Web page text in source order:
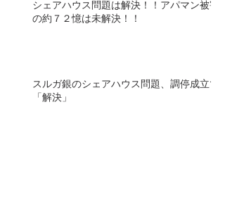
シェアハウス問題は解決！！アパマン被害
の約７２憶は未解決！！
スルガ銀のシェアハウス問題、調停成立で
「解決」